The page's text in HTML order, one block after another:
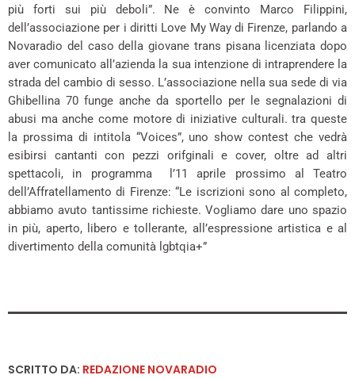
più forti sui più deboli”. Ne è convinto Marco Filippini,
dell’associazione per i diritti Love My Way di Firenze, parlando a
Novaradio del caso della giovane trans pisana licenziata dopo
aver comunicato all’azienda la sua intenzione di intraprendere la
strada del cambio di sesso. L’associazione nella sua sede di via
Ghibellina 70 funge anche da sportello per le segnalazioni di
abusi ma anche come motore di iniziative culturali. tra queste
la prossima di intitola “Voices”, uno show contest che vedrà
esibirsi cantanti con pezzi orifginali e cover, oltre ad altri
spettacoli, in programma l’11 aprile prossimo al Teatro
dell’Affratellamento di Firenze: “Le iscrizioni sono al completo,
abbiamo avuto tantissime richieste. Vogliamo dare uno spazio
in più, aperto, libero e tollerante, all’espressione artistica e al
divertimento della comunità lgbtqia+”
SCRITTO DA: REDAZIONE NOVARADIO